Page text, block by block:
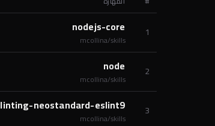
1
nodejs-core
mcollina/skills
2
node
mcollina/skills
3
linting-neostandard-eslint9
mcollina/skills